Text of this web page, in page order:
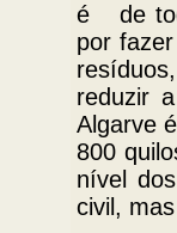
é de
por
reduzir
Algarve
800
nível
civil,